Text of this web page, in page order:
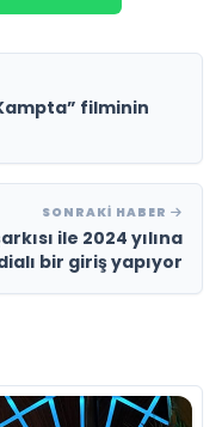
filminin
SONRAKI HABER
ile 2024 yılına
bir giriş yapıyor